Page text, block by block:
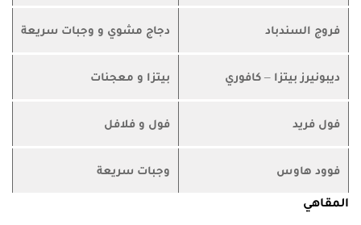
فروج السندباد دجاج مشوي و وجبات سريعة
ديبونيرز بيتزا – كافوري بيتزا و معجنات
فول فريد فول و فلافل
فوود هاوس وجبات سريعة
المقاهي